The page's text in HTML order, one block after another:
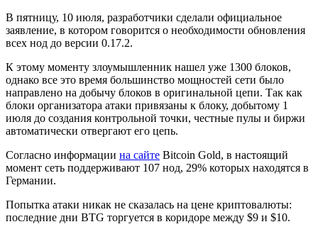
В пятницу, 10 июля, разработчики сделали официальное
заявление, в котором говорится о необходимости обновления
всех нод до версии 0.17.2.
К этому моменту злоумышленник нашел уже 1300 блоков,
однако все это время большинство мощностей сети было
направлено на добычу блоков в оригинальной цепи. Так как
блоки организатора атаки привязаны к блоку, добытому 1
июля до создания контрольной точки, честные пулы и биржи
автоматически отвергают его цепь.
Согласно информации на сайте Bitcoin Gold, в настоящий
момент сеть поддерживают 107 нод, 29% которых находятся в
Германии.
Попытка атаки никак не сказалась на цене криптовалюты:
последние дни BTG торгуется в коридоре между $9 и $10.